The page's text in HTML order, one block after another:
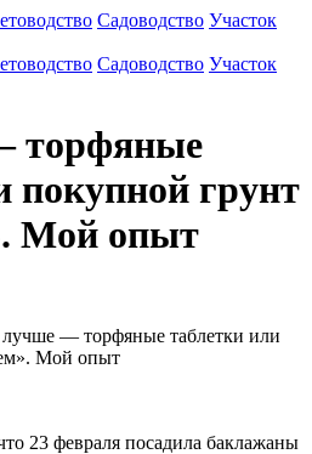
Садоводство Участок
Садоводство Участок
торфяные
покупной грунт
Мой опыт
— торфяные таблетки или
Мой опыт
23 февраля посадила баклажаны